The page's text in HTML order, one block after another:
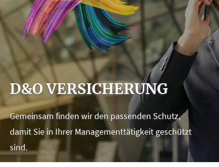
D&O VERSICHERUNG
Gemeinsam finden wir den passenden Schutz,
damit Sie in Ihrer Managementtätigkeit geschützt
sind.